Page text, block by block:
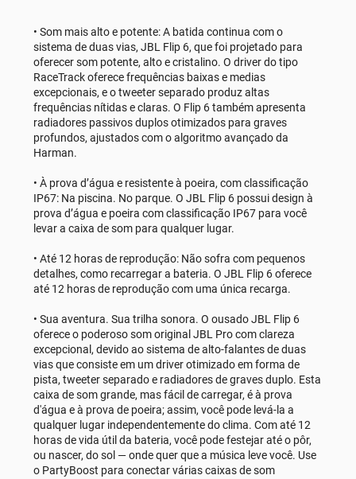
• Som mais alto e potente: A batida continua com o
sistema de duas vias, JBL Flip 6, que foi projetado para
oferecer som potente, alto e cristalino. O driver do tipo
RaceTrack oferece frequências baixas e medias
excepcionais, e o tweeter separado produz altas
frequências nítidas e claras. O Flip 6 também apresenta
radiadores passivos duplos otimizados para graves
profundos, ajustados com o algoritmo avançado da
Harman.
• À prova d’água e resistente à poeira, com classificação
IP67: Na piscina. No parque. O JBL Flip 6 possui design à
prova d’água e poeira com classificação IP67 para você
levar a caixa de som para qualquer lugar.
• Até 12 horas de reprodução: Não sofra com pequenos
detalhes, como recarregar a bateria. O JBL Flip 6 oferece
até 12 horas de reprodução com uma única recarga.
• Sua aventura. Sua trilha sonora. O ousado JBL Flip 6
oferece o poderoso som original JBL Pro com clareza
excepcional, devido ao sistema de alto-falantes de duas
vias que consiste em um driver otimizado em forma de
pista, tweeter separado e radiadores de graves duplo. Esta
caixa de som grande, mas fácil de carregar, é à prova
d'água e à prova de poeira; assim, você pode levá-la a
qualquer lugar independentemente do clima. Com até 12
horas de vida útil da bateria, você pode festejar até o pôr,
ou nascer, do sol — onde quer que a música leve você. Use
o PartyBoost para conectar várias caixas de som